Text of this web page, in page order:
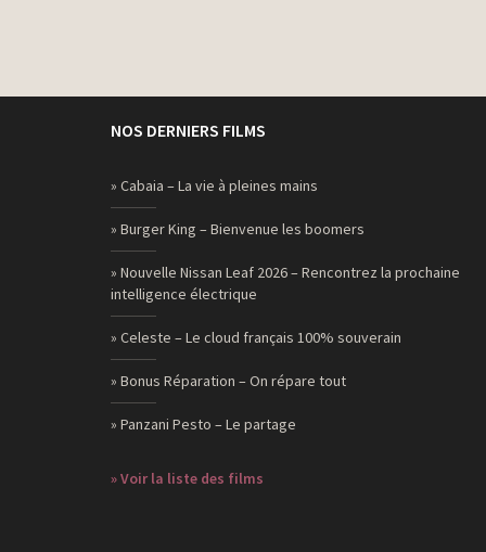
NOS DERNIERS FILMS
» Cabaia – La vie à pleines mains
» Burger King – Bienvenue les boomers
» Nouvelle Nissan Leaf 2026 – Rencontrez la prochaine
intelligence électrique
» Celeste – Le cloud français 100% souverain
» Bonus Réparation – On répare tout
» Panzani Pesto – Le partage
» Voir la liste des films